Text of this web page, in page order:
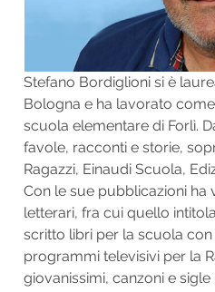
Stefano Bordiglioni si è
Bologna e ha lavorato
scuola elementare di Forlì.
favole, racconti e storie,
Ragazzi, Einaudi Scuola,
Con le sue pubblicazioni ha
letterari, fra cui quello
scritto libri per la scuola
programmi televisivi per la
giovanissimi, canzoni e